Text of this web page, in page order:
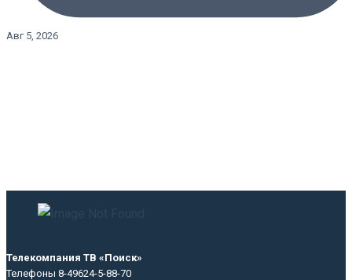
Авг 5, 2026
Телекомпания ТВ «Поиск»
Телефоны 8-49624-5-88-70